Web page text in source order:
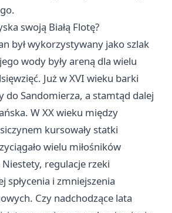
swoją Białą Flotę?
był wykorzystywany jako szlak
wody były areną dla wielu
Już w XVI wieku barki
do Sandomierza, a stamtąd dalej
W XX wieku między
kursowały statki
wielu miłośników
regulacje rzeki
spłycenia i zmniejszenia
Czy nadchodzące lata